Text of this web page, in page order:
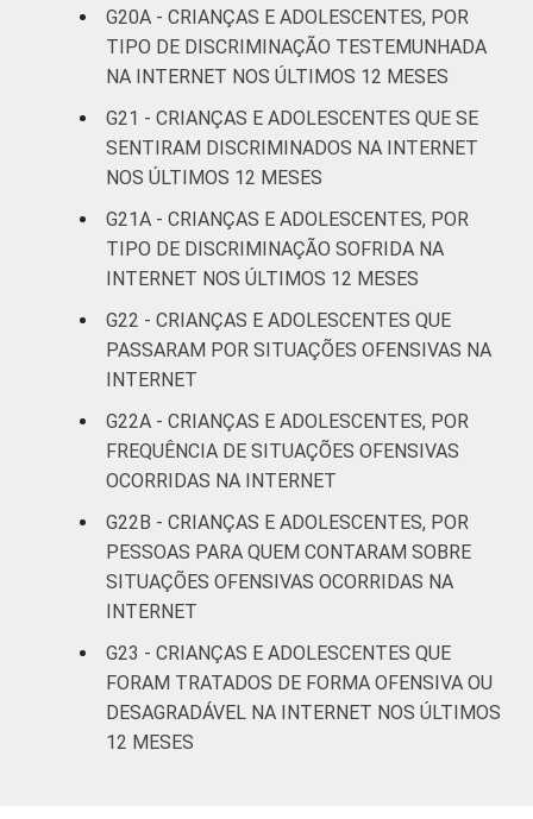
G20A - CRIANÇAS E ADOLESCENTES, POR
TIPO DE DISCRIMINAÇÃO TESTEMUNHADA
NA INTERNET NOS ÚLTIMOS 12 MESES
G21 - CRIANÇAS E ADOLESCENTES QUE SE
SENTIRAM DISCRIMINADOS NA INTERNET
NOS ÚLTIMOS 12 MESES
G21A - CRIANÇAS E ADOLESCENTES, POR
TIPO DE DISCRIMINAÇÃO SOFRIDA NA
INTERNET NOS ÚLTIMOS 12 MESES
G22 - CRIANÇAS E ADOLESCENTES QUE
PASSARAM POR SITUAÇÕES OFENSIVAS NA
INTERNET
G22A - CRIANÇAS E ADOLESCENTES, POR
FREQUÊNCIA DE SITUAÇÕES OFENSIVAS
OCORRIDAS NA INTERNET
G22B - CRIANÇAS E ADOLESCENTES, POR
PESSOAS PARA QUEM CONTARAM SOBRE
SITUAÇÕES OFENSIVAS OCORRIDAS NA
INTERNET
G23 - CRIANÇAS E ADOLESCENTES QUE
FORAM TRATADOS DE FORMA OFENSIVA OU
DESAGRADÁVEL NA INTERNET NOS ÚLTIMOS
12 MESES